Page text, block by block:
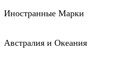
Иностранные Марки
Австралия и Океания